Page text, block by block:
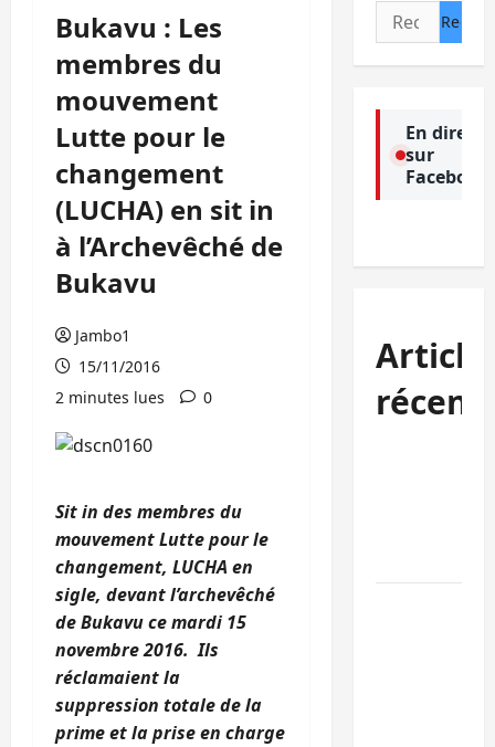
Bukavu : Les
membres du
mouvement
Lutte pour le
changement
(LUCHA) en sit in
à l’Archevêché de
Bukavu
Jambo1
15/11/2016
2 minutes lues
0
Sit in des membres du
mouvement Lutte pour le
changement, LUCHA en
sigle, devant l’archevêché
de Bukavu ce mardi 15
novembre 2016. Ils
réclamaient la
suppression totale de la
prime et la prise en charge
Rechercher :
En direct
sur
Facebook